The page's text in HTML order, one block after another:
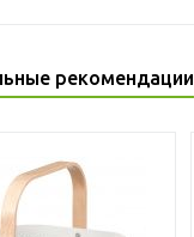
рекомендации